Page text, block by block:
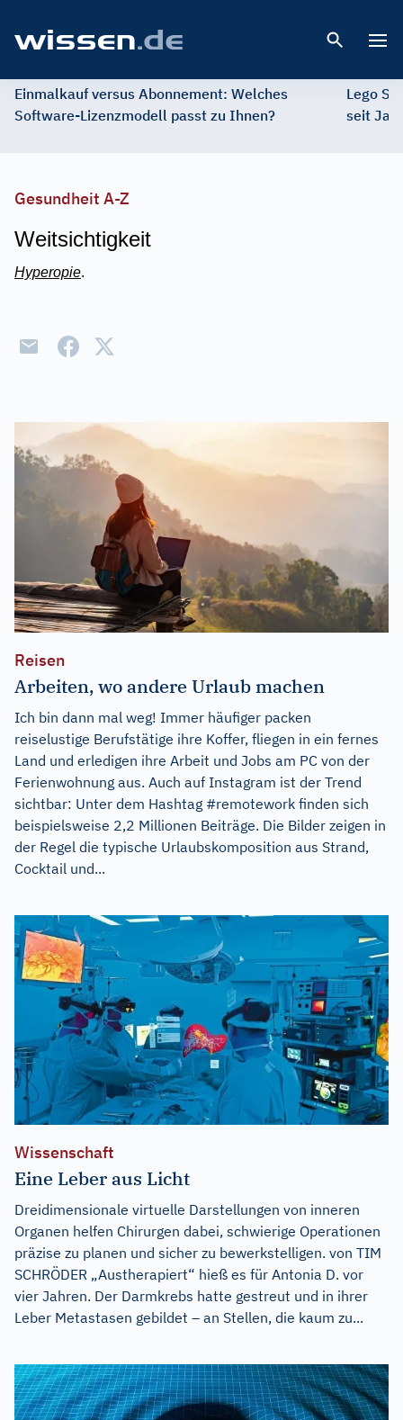
Einmalkauf versus Abonnement: Welches
Software-Lizenzmodell passt zu Ihnen?
Lego
seit
Gesundheit A-Z
Weitsichtigkeit
Hyperopie.
Reisen
Arbeiten, wo andere Urlaub machen
Ich bin dann mal weg! Immer häufiger packen
reiselustige Berufstätige ihre Koffer, fliegen in ein fernes
Land und erledigen ihre Arbeit und Jobs am PC von der
Ferienwohnung aus. Auch auf Instagram ist der Trend
sichtbar: Unter dem Hashtag #remotework finden sich
beispielsweise 2,2 Millionen Beiträge. Die Bilder zeigen in
der Regel die typische Urlaubskomposition aus Strand,
Cocktail und...
Wissenschaft
Eine Leber aus Licht
Dreidimensionale virtuelle Darstellungen von inneren
Organen helfen Chirurgen dabei, schwierige Operationen
präzise zu planen und sicher zu bewerkstelligen. von TIM
SCHRÖDER „Austherapiert“ hieß es für Antonia D. vor
vier Jahren. Der Darmkrebs hatte gestreut und in ihrer
Leber Metastasen gebildet – an Stellen, die kaum zu...